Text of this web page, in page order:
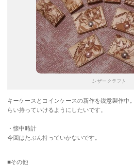
レザークラフト
キーケースとコインケースの新作を鋭意製作中
らい持っていけるようにしたいです。
・懐中時計
今回はたぶん持っていかないです。
■その他